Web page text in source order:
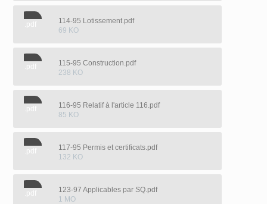
.pdf
114-95 Lotissement.pdf
69 KO
.pdf
115-95 Construction.pdf
238 KO
.pdf
116-95 Relatif à l'article 116.pdf
85 KO
.pdf
117-95 Permis et certificats.pdf
132 KO
.pdf
123-97 Applicables par SQ.pdf
1 MO